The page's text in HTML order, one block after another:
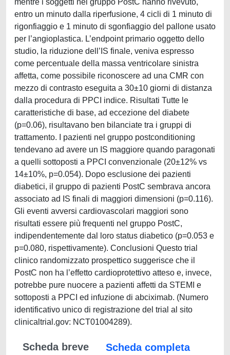
mentre i soggetti nel gruppo PostC hanno rivevuto,
entro un minuto dalla riperfusione, 4 cicli di 1 minuto di
rigonfiaggio e 1 minuto di sgonfiaggio del pallone usato
per l’angioplastica. L’endpoint primario oggetto dello
studio, la riduzione dell’IS finale, veniva espresso
come percentuale della massa ventricolare sinistra
affetta, come possibile riconoscere ad una CMR con
mezzo di contrasto eseguita a 30±10 giorni di distanza
dalla procedura di PPCI indice. Risultati Tutte le
caratteristiche di base, ad eccezione del diabete
(p=0.06), risultavano ben bilanciate tra i gruppi di
trattamento. I pazienti nel gruppo postconditioning
tendevano ad avere un IS maggiore quando paragonati
a quelli sottoposti a PPCI convenzionale (20±12% vs
14±10%, p=0.054). Dopo esclusione dei pazienti
diabetici, il gruppo di pazienti PostC sembrava ancora
associato ad IS finali di maggiori dimensioni (p=0.116).
Gli eventi avversi cardiovascolari maggiori sono
risultati essere più frequenti nel gruppo PostC,
indipendentemente dal loro status diabetico (p=0.053 e
p=0.080, rispettivamente). Conclusioni Questo trial
clinico randomizzato prospettico suggerisce che il
PostC non ha l’effetto cardioprotettivo atteso e, invece,
potrebbe pure nuocere a pazienti affetti da STEMI e
sottoposti a PPCI ed infuzione di abciximab. (Numero
identificativo unico di registrazione del trial al sito
clinicaltrial.gov: NCT01004289).
Scheda breve
Scheda completa